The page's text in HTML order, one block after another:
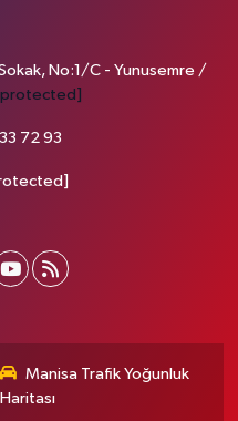
No:1/C - Yunusemre /
protected]
72 93
Manisa Trafik Yoğunluk
Haritası